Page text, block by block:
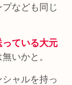
なども同じ
ている大元
いかと。
ャルを持っ